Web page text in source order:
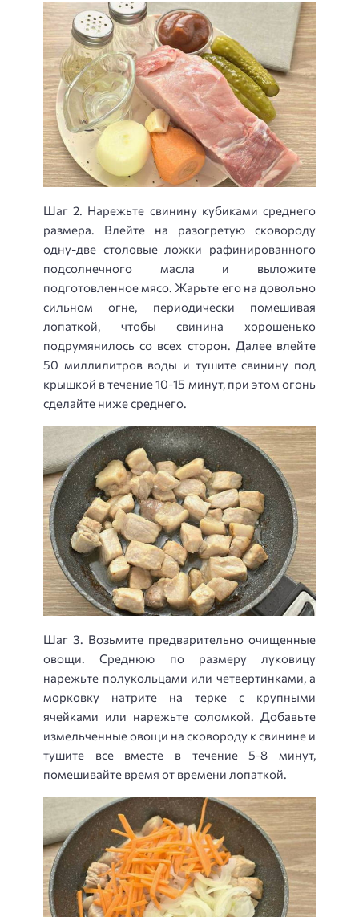
Шаг 2. Нарежьте свинину кубиками среднего
размера. Влейте на разогретую сковороду
одну-две столовые ложки рафинированного
подсолнечного масла и выложите
подготовленное мясо. Жарьте его на довольно
сильном огне, периодически помешивая
лопаткой, чтобы свинина хорошенько
подрумянилось со всех сторон. Далее влейте
50 миллилитров воды и тушите свинину под
крышкой в течение 10-15 минут, при этом огонь
сделайте ниже среднего.
Шаг 3. Возьмите предварительно очищенные
овощи. Среднюю по размеру луковицу
нарежьте полукольцами или четвертинками, а
морковку натрите на терке с крупными
ячейками или нарежьте соломкой. Добавьте
измельченные овощи на сковороду к свинине и
тушите все вместе в течение 5-8 минут,
помешивайте время от времени лопаткой.